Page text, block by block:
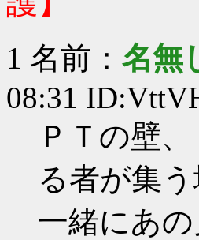
1 名前： 名無
08:31
ＰＴの壁
る者が集う
一緒にあ